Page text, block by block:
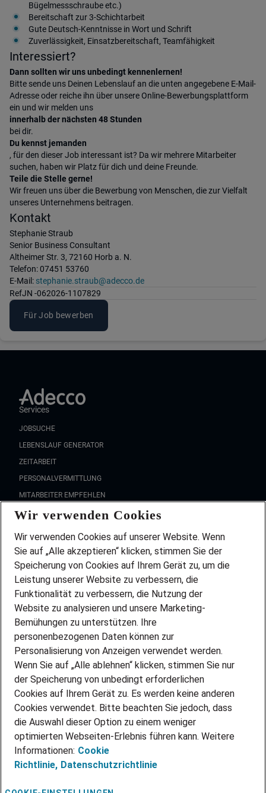
Bügelmessschraube etc.)
Bereitschaft zur 3-Schichtarbeit
Gute Deutsch-Kenntnisse in Wort und Schrift
Zuverlässigkeit, Einsatzbereitschaft, Teamfähigkeit
Interessiert?
Dann sollten wir uns unbedingt kennenlernen!
Bitte sende uns Deinen Lebenslauf an die unten angegebene E-Mail-
Adresse oder reiche ihn über unsere Online-Bewerbungsplattform
ein und wir melden uns
innerhalb der nächsten 48 Stunden
bei dir.
Du kennst jemanden
, für den dieser Job interessant ist? Da wir mehrere Mitarbeiter
suchen, haben wir Platz für dich und deine Freunde.
Teile die Stelle gerne!
Wir freuen uns über die Bewerbung von Menschen, die zur Vielfalt
unseres Unternehmens beitragen.
Kontakt
Stephanie Straub
Senior Business Consultant
Altheimer Str. 3, 72160 Horb a. N.
Telefon: 07451 53760
E-Mail: stephanie.straub@adecco.de
RefJN -062026-1107829
Für Job bewerben
Services
JOBSUCHE
LEBENSLAUF GENERATOR
ZEITARBEIT
PERSONALVERMITTLUNG
MITARBEITER EMPFEHLEN
FAQ
Wir stellen ein!
DEINE BERUFSGRUPPE
DEINE LEBENSSITUATION
PARTNERSHIP WITH AIRBUS
INITIATIV BEWERBEN
ÜBER UNS
STANDORTE
BLOG
PRESSE
KONTAKT
@Adecco 2026
IMPRESSUM
DATENSCHUTZ
NUTZUNGSBEDINGUNGEN
Wir verwenden Cookies
Wir verwenden Cookies auf unserer Website. Wenn
Sie auf „Alle akzeptieren“ klicken, stimmen Sie der
Speicherung von Cookies auf Ihrem Gerät zu, um die
Leistung unserer Website zu verbessern, die
Funktionalität zu verbessern, die Nutzung der
Website zu analysieren und unsere Marketing-
Bemühungen zu unterstützen. Ihre
personenbezogenen Daten können zur
Personalisierung von Anzeigen verwendet werden.
Wenn Sie auf „Alle ablehnen“ klicken, stimmen Sie nur
der Speicherung von unbedingt erforderlichen
Cookies auf Ihrem Gerät zu. Es werden keine anderen
Cookies verwendet. Bitte beachten Sie jedoch, dass
die Auswahl dieser Option zu einem weniger
optimierten Webseiten-Erlebnis führen kann. Weitere
Informationen: Cookie
Richtlinie, Datenschutzrichtlinie